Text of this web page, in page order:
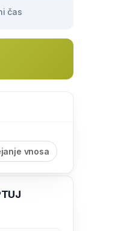
čas
vnosa